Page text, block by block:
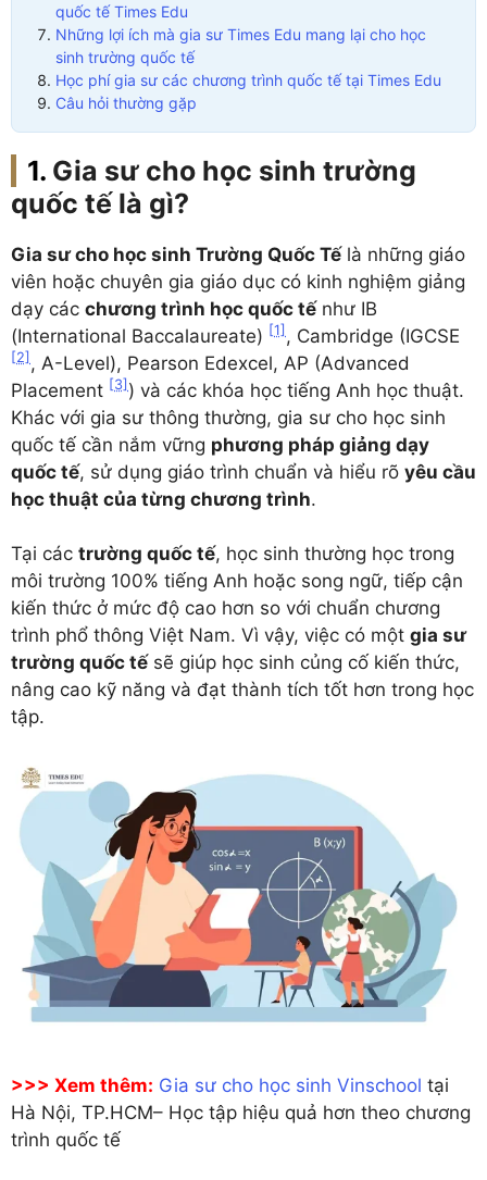
quốc tế Times Edu
Những lợi ích mà gia sư Times Edu mang lại cho học
sinh trường quốc tế
Học phí gia sư các chương trình quốc tế tại Times Edu
Câu hỏi thường gặp
Gia sư cho học sinh trường
quốc tế là gì?
Gia sư cho học sinh Trường Quốc Tếlà những giáo
viên hoặc chuyên gia giáo dục có kinh nghiệm giảng
dạy các chương trình học quốc tếnhư IB
(International Baccalaureate) [1] , Cambridge (IGCSE
[2] , A-Level), Pearson Edexcel, AP (Advanced
Placement [3] ) và các khóa học tiếng Anh học thuật.
Khác với gia sư thông thường, gia sư cho học sinh
quốc tế cần nắm vững phương pháp giảng dạy
quốc tế, sử dụng giáo trình chuẩn và hiểu rõ yêu cầu
học thuật của từng chương trình.
Tại các trường quốc tế, học sinh thường học trong
môi trường 100% tiếng Anh hoặc song ngữ, tiếp cận
kiến thức ở mức độ cao hơn so với chuẩn chương
trình phổ thông Việt Nam. Vì vậy, việc có một gia sư
trường quốc tếsẽ giúp học sinh củng cố kiến thức,
nâng cao kỹ năng và đạt thành tích tốt hơn trong học
tập.
>>> Xem thêm: Gia sư cho học sinh Vinschool tại
Hà Nội, TP.HCM– Học tập hiệu quả hơn theo chương
trình quốc tế